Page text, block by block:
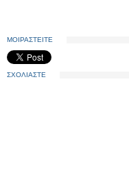
ΜΟΙΡΑΣΤΕΙΤΕ
ΣΧΟΛΙΑΣΤΕ